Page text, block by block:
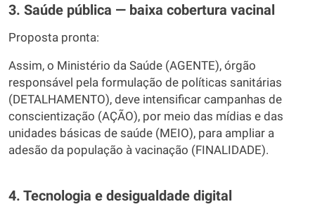
3. Saúde pública — baixa cobertura vacinal
Proposta pronta:
Assim, o Ministério da Saúde (AGENTE), órgão
responsável pela formulação de políticas sanitárias
(DETALHAMENTO), deve intensificar campanhas de
conscientização (AÇÃO), por meio das mídias e das
unidades básicas de saúde (MEIO), para ampliar a
adesão da população à vacinação (FINALIDADE).
4. Tecnologia e desigualdade digital